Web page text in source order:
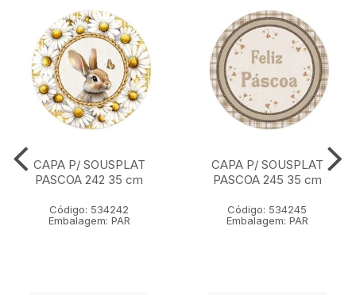
CAPA P/ SOUSPLAT
PASCOA 242 35 cm
Código: 534242
Embalagem: PAR
CAPA P/ SOUSPLAT
PASCOA 245 35 cm
Código: 534245
Embalagem: PAR